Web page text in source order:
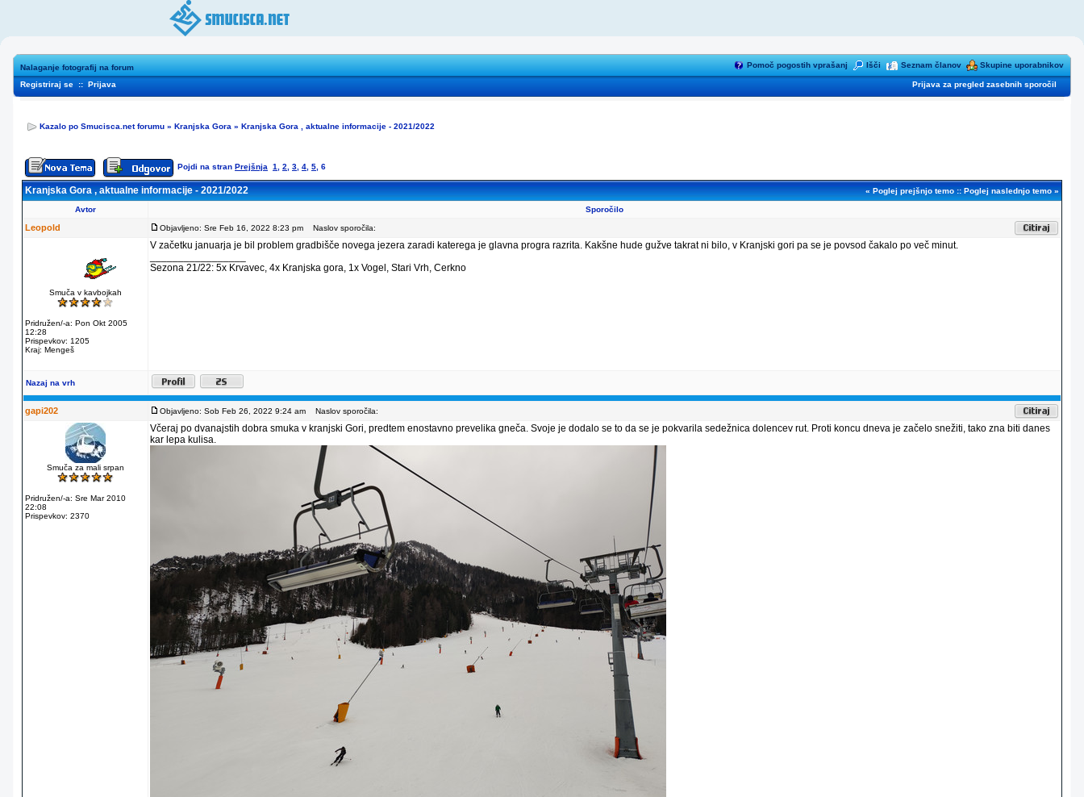
Nalaganje fotografij na forum Pomoč pogostih vprašanj Išči Seznam članov Skupine uporabnikov
Registriraj se :: Prijava Prijava za pregled zasebnih sporočil
Kazalo po Smucisca.net forumu » Kranjska Gora » Kranjska Gora , aktualne informacije - 2021/2022
Pojdi na stran Prejšnja 1 2 3 4 5 6
Kranjska Gora , aktualne informacije - 2021/2022 « Poglej prejšnjo temo :: Poglej naslednjo temo »
Avtor Sporočilo
Leopold Objavljeno: Sre Feb 16, 2022 8:23 pm Naslov sporočila:
Smuča v kavbojkah
Pridružen/-a: Pon Okt 2005
12:28
Prispevkov: 1205
Kraj: Mengeš
V začetku januarja je bil problem gradbišče novega jezera zaradi katerega je glavna progra razrita. Kakšne hude gužve takrat ni bilo, v Kranjski gori pa se je povsod čakalo po več minut.
Sezona 21/22: 5x Krvavec, 4x Kranjska gora, 1x Vogel, Stari Vrh, Cerkno
Nazaj na vrh
gapi202 Objavljeno: Sob Feb 26, 2022 9:24 am Naslov sporočila:
Smuča za mali srpan
Pridružen/-a: Sre Mar 2010
22:08
Prispevkov: 2370
Včeraj po dvanajstih dobra smuka v kranjski Gori, predtem enostavno prevelika gneča. Svoje je dodalo se to da se je pokvarila sedežnica dolencev rut. Proti koncu dneva je začelo snežiti, tako zna biti danes
kar lepa kulisa.